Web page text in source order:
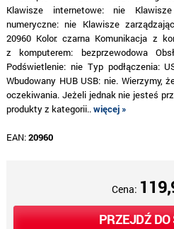
Klawisze internetowe: nie
numeryczne: nie Klawisze
20960 Kolor: czarna Komunikacja z
z komputerem: bezprzewodowa
Podświetlenie: nie Typ podłączenia:
Wbudowany HUB USB: nie. Wierzymy,
oczekiwania. Jeżeli jednak nie jesteś
produkty z kategorii..więcej »
EAN:20960
Cena:
PRZEJDŹ DO